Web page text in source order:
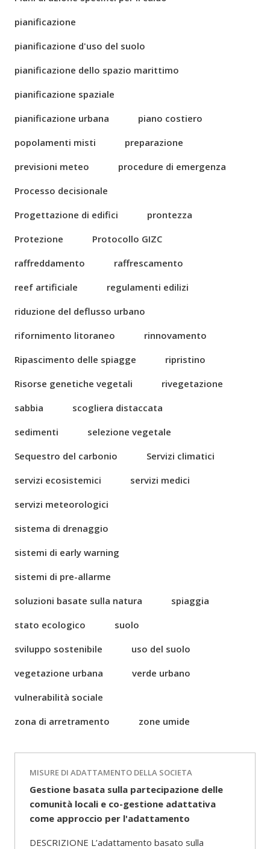
pianificazione
pianificazione d'uso del suolo
pianificazione dello spazio marittimo
pianificazione spaziale
pianificazione urbana
piano costiero
popolamenti misti
preparazione
previsioni meteo
procedure di emergenza
Processo decisionale
Progettazione di edifici
prontezza
Protezione
Protocollo GIZC
raffreddamento
raffrescamento
reef artificiale
regulamenti edilizi
riduzione del deflusso urbano
rifornimento litoraneo
rinnovamento
Ripascimento delle spiagge
ripristino
Risorse genetiche vegetali
rivegetazione
sabbia
scogliera distaccata
sedimenti
selezione vegetale
Sequestro del carbonio
Servizi climatici
servizi ecosistemici
servizi medici
servizi meteorologici
sistema di drenaggio
sistemi di early warning
sistemi di pre-allarme
soluzioni basate sulla natura
spiaggia
stato ecologico
suolo
sviluppo sostenibile
uso del suolo
vegetazione urbana
verde urbano
vulnerabilità sociale
zona di arretramento
zone umide
MISURE DI ADATTAMENTO DELLA SOCIETA
Gestione basata sulla partecipazione delle
comunità locali e co-gestione adattativa
come approccio per l'adattamento
DESCRIZIONE L’adattamento basato sulla